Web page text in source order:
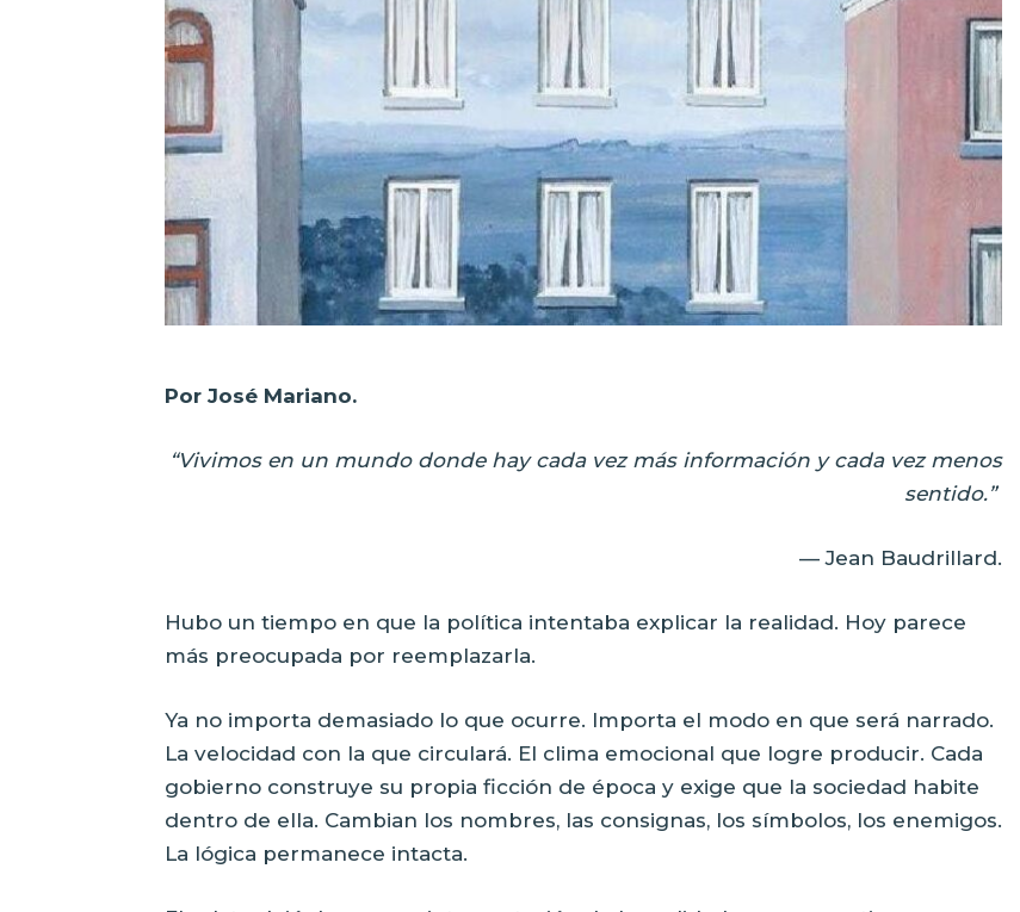
Por José Mariano.
“Vivimos en un mundo donde hay cada vez más información y cada vez menos
sentido.”
— Jean Baudrillard.
Hubo un tiempo en que la política intentaba explicar la realidad. Hoy parece
más preocupada por reemplazarla.
Ya no importa demasiado lo que ocurre. Importa el modo en que será narrado.
La velocidad con la que circulará. El clima emocional que logre producir. Cada
gobierno construye su propia ficción de época y exige que la sociedad habite
dentro de ella. Cambian los nombres, las consignas, los símbolos, los enemigos.
La lógica permanece intacta.